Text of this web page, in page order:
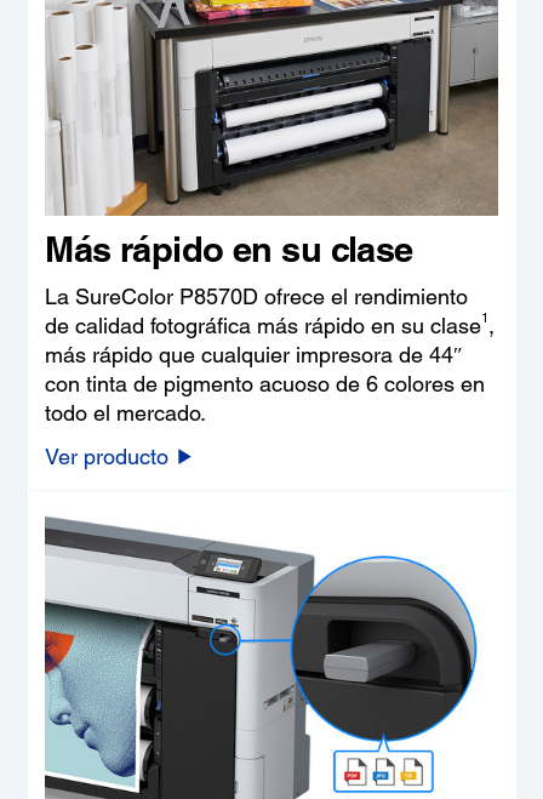
Más rápido en su clase
La SureColor P8570D ofrece el rendimiento
de calidad fotográfica más rápido en su clase1 ,
más rápido que cualquier impresora de 44″
con tinta de pigmento acuoso de 6 colores en
todo el mercado.
Ver producto